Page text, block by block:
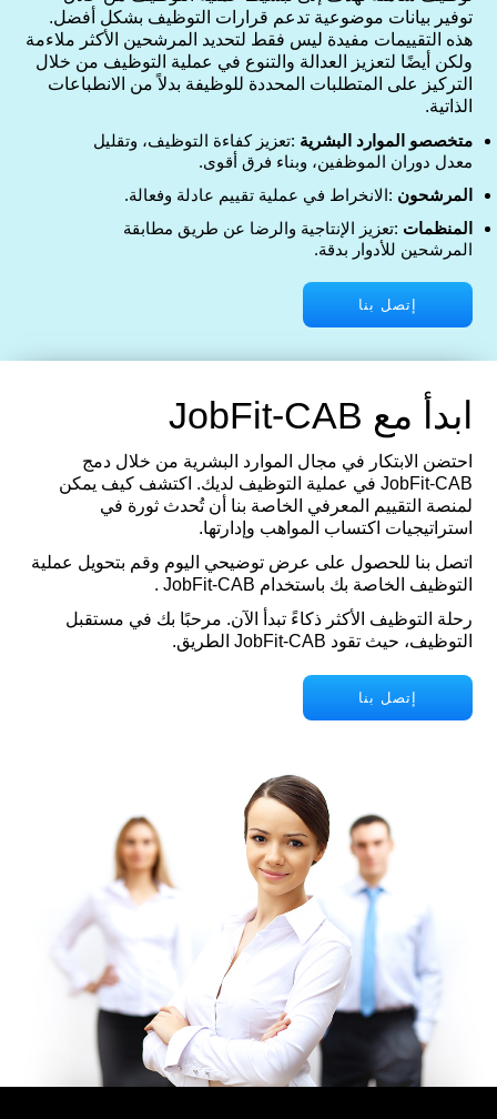
توفير بيانات موضوعية تدعم قرارات التوظيف بشكل أفضل.
هذه التقييمات مفيدة ليس فقط لتحديد المرشحين الأكثر ملاءمة
ولكن أيضًا لتعزيز العدالة والتنوع في عملية التوظيف من خلال
التركيز على المتطلبات المحددة للوظيفة بدلاً من الانطباعات
الذاتية.
متخصصو الموارد البشرية :تعزيز كفاءة التوظيف، وتقليل
معدل دوران الموظفين، وبناء فرق أقوى.
المرشحون :الانخراط في عملية تقييم عادلة وفعالة.
المنظمات :تعزيز الإنتاجية والرضا عن طريق مطابقة
المرشحين للأدوار بدقة.
إتصل بنا
ابدأ مع JobFit-CAB
احتضن الابتكار في مجال الموارد البشرية من خلال دمج
JobFit-CAB في عملية التوظيف لديك. اكتشف كيف يمكن
لمنصة التقييم المعرفي الخاصة بنا أن تُحدث ثورة في
استراتيجيات اكتساب المواهب وإدارتها.
اتصل بنا للحصول على عرض توضيحي اليوم وقم بتحويل عملية
التوظيف الخاصة بك باستخدام JobFit-CAB .
رحلة التوظيف الأكثر ذكاءً تبدأ الآن. مرحبًا بك في مستقبل
التوظيف، حيث تقود JobFit-CAB الطريق.
إتصل بنا